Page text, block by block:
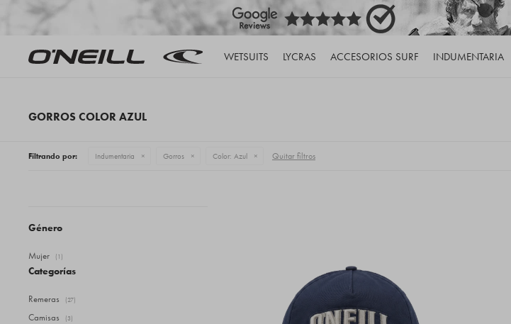
WETSUITS LYCRAS ACCESORIOS SURF INDUMENTARIA
GORROS COLOR AZUL
Filtrando por: Indumentaria Gorros Color: Azul Quitar filtros
Categorías
Remeras (27)
Camisas (3)
Género
Mujer (1)